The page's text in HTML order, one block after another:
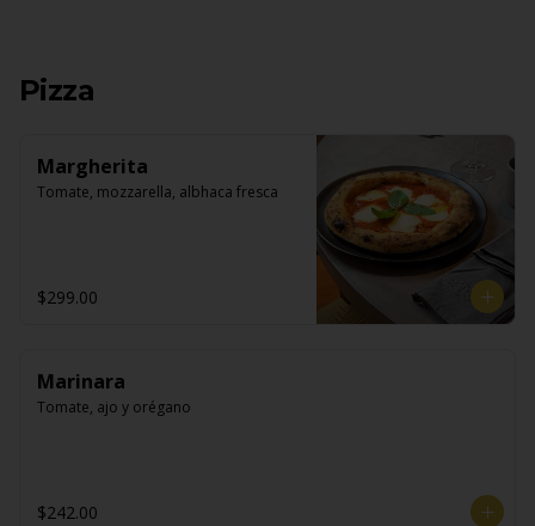
Pizza
Margherita
Tomate, mozzarella, albhaca fresca
$299.00
Marinara
Tomate, ajo y orégano
$242.00